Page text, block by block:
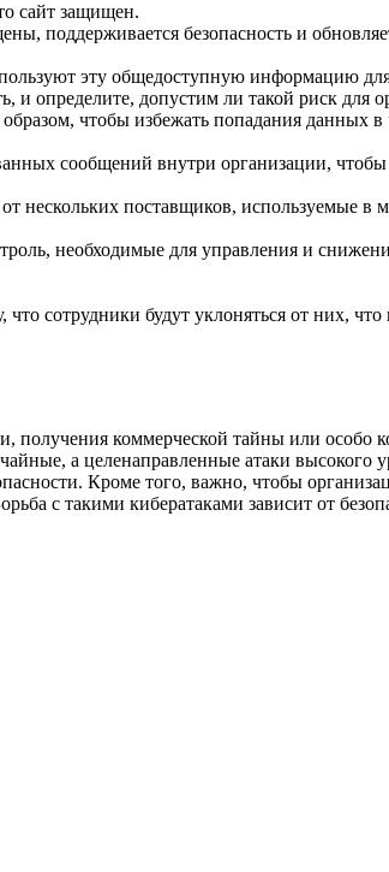
сайт защищен.
поддерживается безопасность и
эту общедоступную информацию
определите, допустим ли такой риск для
чтобы избежать попадания данных
сообщений внутри организации,
нескольких поставщиков, используемые в
необходимые для управления и
сотрудники будут уклоняться от них, что
получения коммерческой тайны или особо
а целенаправленные атаки высокого
Кроме того, важно, чтобы
с такими кибератаками зависит от